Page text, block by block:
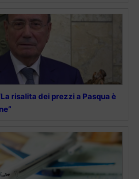
risalita dei prezzi a Pasqua è